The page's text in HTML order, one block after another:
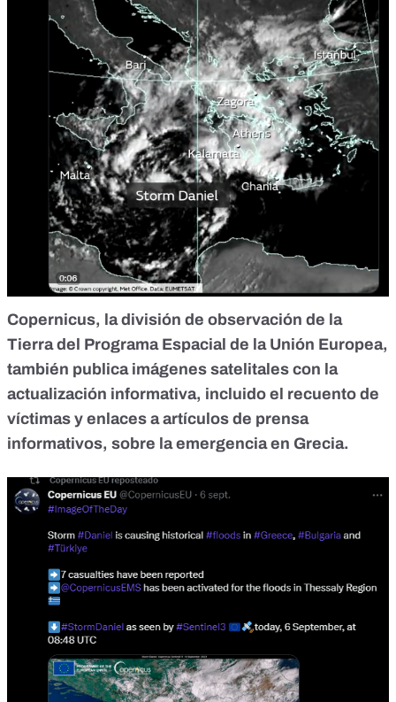
Copernicus, la división de observación de la
Tierra del Programa Espacial de la Unión Europea,
también publica imágenes satelitales con la
actualización informativa, incluido el recuento de
víctimas y enlaces a artículos de prensa
informativos, sobre la emergencia en Grecia.